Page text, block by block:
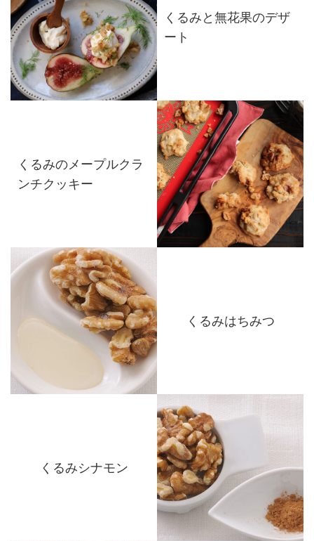
くるみと無花果のデザ
ート
くるみのメープルクラ
ンチクッキー
くるみはちみつ
くるみシナモン